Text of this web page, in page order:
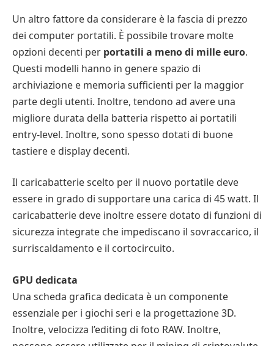
Un altro fattore da considerare è la fascia di prezzo
dei computer portatili. È possibile trovare molte
opzioni decenti per portatili a meno di mille euro.
Questi modelli hanno in genere spazio di
archiviazione e memoria sufficienti per la maggior
parte degli utenti. Inoltre, tendono ad avere una
migliore durata della batteria rispetto ai portatili
entry-level. Inoltre, sono spesso dotati di buone
tastiere e display decenti.
Il caricabatterie scelto per il nuovo portatile deve
essere in grado di supportare una carica di 45 watt. Il
caricabatterie deve inoltre essere dotato di funzioni di
sicurezza integrate che impediscano il sovraccarico, il
surriscaldamento e il cortocircuito.
GPU dedicata
Una scheda grafica dedicata è un componente
essenziale per i giochi seri e la progettazione 3D.
Inoltre, velocizza l’editing di foto RAW. Inoltre,